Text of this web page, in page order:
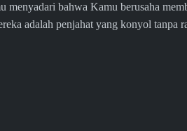
bahwa Kamu berusaha
adalah penjahat yang konyol tanpa